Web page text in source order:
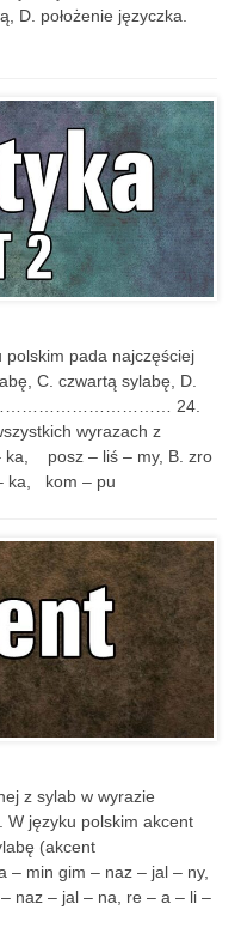
D. położenie języczka.
polskim pada najczęściej
C. czwartą sylabę, D.
24.
wyrazach z
ka, posz – liś – my, B. zro
ka, kom – pu
z sylab w wyrazie
W języku polskim akcent
(akcent
– min gim – naz – jal – ny,
naz – jal – na, re – a – li –